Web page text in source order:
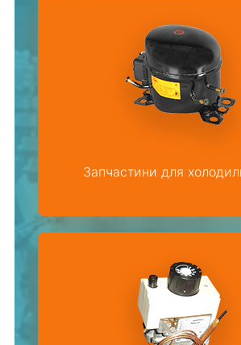
Запчастини для